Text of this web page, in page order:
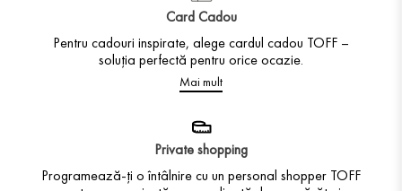
Card Cadou
Pentru cadouri inspirate, alege cardul cadou TOFF –
soluția perfectă pentru orice ocazie.
Mai mult
Private shopping
Programează-ți o întâlnire cu un personal shopper TOFF